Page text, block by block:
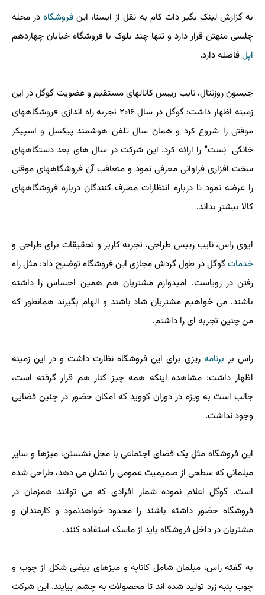
به گزارش لینک بگیر دات کام به نقل از ایسنا، این فروشگاهدر محله
چلسی منهتن قرار دارد و تنها چند بلوک با فروشگاه خیابان چهاردهم
اپلفاصله دارد.
جیسون روزنتال، نایب رییس کانالهای مستقیم و عضویت گوگل در این
زمینه اظهار داشت: گوگل در سال ۲۰۱۶ تجربه راه اندازی فروشگاههای
موقتی را شروع کرد و همان سال تلفن هوشمند پیکسل و اسپیکر
خانگی "نِست" را ارائه کرد. این شرکت در سال های بعد دستگاههای
سخت افزاری فراوانی معرفی نمود و متعاقب آن فروشگاههای موقتی
را عرضه نمود تا درباره انتظارات مصرف کنندگان درباره فروشگاههای
کالا بیشتر بداند.
ایوی راس، نایب رییس طراحی، تجربه کاربر و تحقیقات برای طراحی و
خدماتگوگل در طول گردش مجازی این فروشگاه توضیح داد: مثل راه
رفتن در رویاست. امیدوارم مشتریان هم همین احساس را داشته
باشند. می خواهیم مشتریان شاد باشند و الهام بگیرند همانطور که
من چنین تجربه ای را داشتم.
راس بر برنامه ریزی برای این فروشگاه نظارت داشت و در این زمینه
اظهار داشت: مشاهده اینکه همه چیز کنار هم قرار گرفته است،
جالب است به ویژه در دوران کووید که امکان حضور در چنین فضایی
وجود نداشت.
این فروشگاه مثل یک فضای اجتماعی با محل نشستن، میزها و سایر
مبلمانی که سطحی از صمیمیت عمومی را نشان می دهد، طراحی شده
است. گوگل اعلام نموده شمار افرادی که می توانند همزمان در
فروشگاه حضور داشته باشند را محدود خواهدنمود و کارمندان و
مشتریان در داخل فروشگاه باید از ماسک استفاده کنند.
به گفته راس، مبلمان شامل کاناپه و میزهای بیضی شکل از چوب و
چوب پنبه زرد تولید شده اند تا محصولات به چشم بیایند. این شرکت